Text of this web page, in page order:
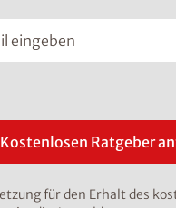
Kostenlosen Ratgeber
für den Erhalt des